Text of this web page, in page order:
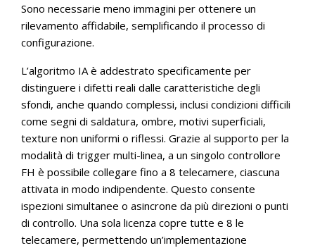
Sono necessarie meno immagini per ottenere un
rilevamento affidabile, semplificando il processo di
configurazione.
L’algoritmo IA è addestrato specificamente per
distinguere i difetti reali dalle caratteristiche degli
sfondi, anche quando complessi, inclusi condizioni difficili
come segni di saldatura, ombre, motivi superficiali,
texture non uniformi o riflessi. Grazie al supporto per la
modalità di trigger multi-linea, a un singolo controllore
FH è possibile collegare fino a 8 telecamere, ciascuna
attivata in modo indipendente. Questo consente
ispezioni simultanee o asincrone da più direzioni o punti
di controllo. Una sola licenza copre tutte e 8 le
telecamere, permettendo un’implementazione